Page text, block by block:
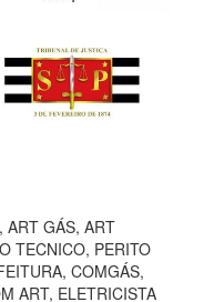
ART GÁS, ART
TECNICO, PERITO
COMGÁS,
ART, ELETRICISTA